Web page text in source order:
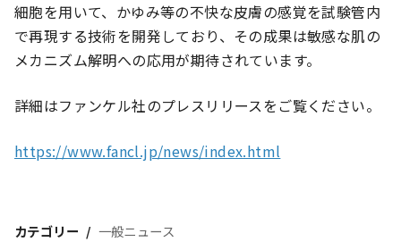
細胞を用いて、かゆみ等の不快な皮膚の感覚を試験管内
で再現する技術を開発しており、その成果は敏感な肌の
メカニズム解明への応用が期待されています。
詳細はファンケル社のプレスリリースをご覧ください。
https://www.fancl.jp/news/index.html
カテゴリー 一般ニュース